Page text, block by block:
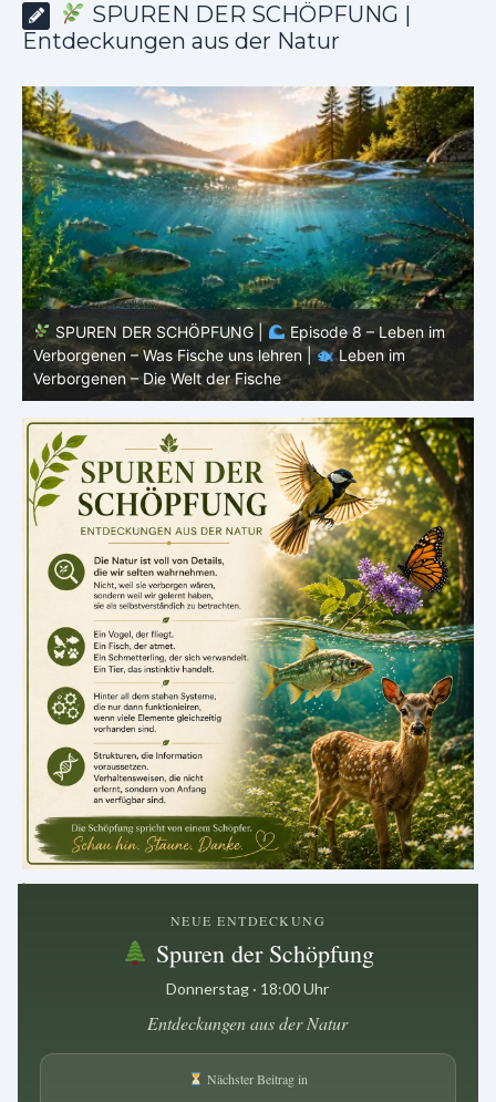
SPUREN DER SCHÖPFUNG |
Entdeckungen aus der Natur
SPUREN DER SCHÖPFUNG |
Episode 7: Leben im
Verborgenen – Warum Fische Fische bleiben |
Leben im
Verborgenen – Die Welt der Fische
.
NEUE ENTDECKUNG
Spuren der Schöpfung
Donnerstag · 18:00 Uhr
Entdeckungen aus der Natur
Nächster Beitrag in